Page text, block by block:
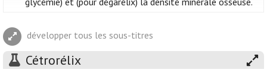
développer tous les sous-titres
Cétrorélix